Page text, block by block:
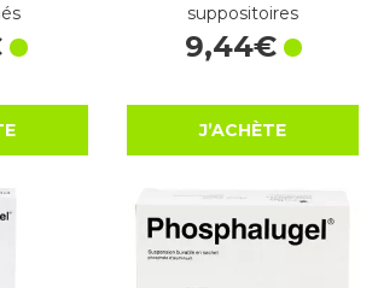
suppositoires
9,44€
J’ACHÈTE